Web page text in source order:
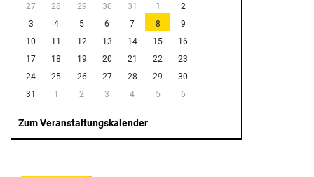
27
28 29 30 31 1
2
3
4 5 6 7 8
9
10
11 12 13 14 15
16
17
18 19 20 21 22
23
24
25 26 27 28 29
30
31
1 2 3 4 5 6
Zum Veranstaltungskalender